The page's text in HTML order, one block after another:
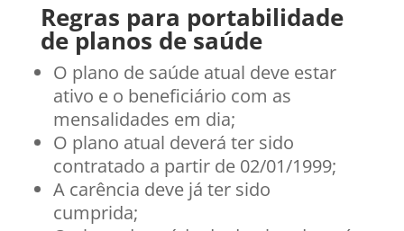
Regras para portabilidade
de planos de saúde
O plano de saúde atual deve estar
ativo e o beneficiário com as
mensalidades em dia;
O plano atual deverá ter sido
contratado a partir de 02/01/1999;
A carência deve já ter sido
cumprida;